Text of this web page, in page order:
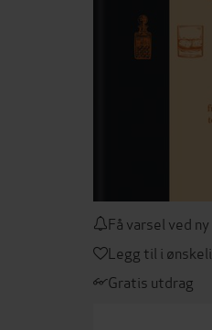
Få varsel ved
Legg til i
Gratis utdrag